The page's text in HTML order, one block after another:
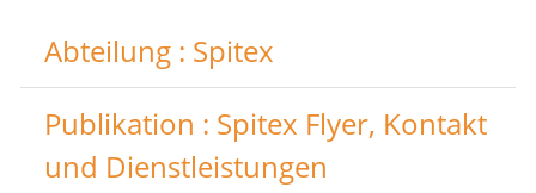
Abteilung : Spitex
Publikation : Spitex Flyer, Kontakt
und Dienstleistungen